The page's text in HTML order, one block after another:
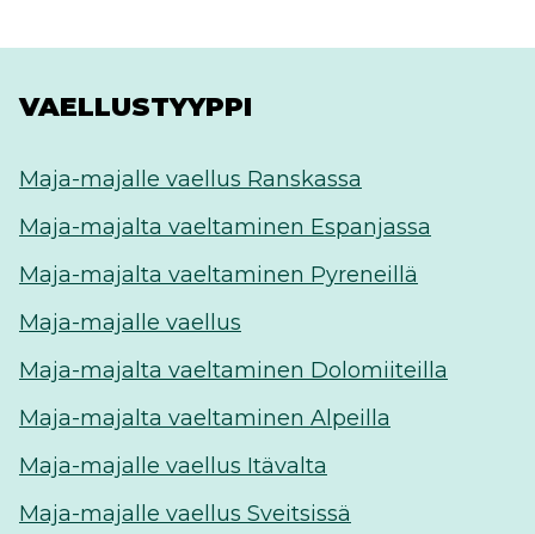
VAELLUSTYYPPI
Maja-majalle vaellus Ranskassa
Maja-majalta vaeltaminen Espanjassa
Maja-majalta vaeltaminen Pyreneillä
Maja-majalle vaellus
Maja-majalta vaeltaminen Dolomiiteilla
Maja-majalta vaeltaminen Alpeilla
Maja-majalle vaellus Itävalta
Maja-majalle vaellus Sveitsissä